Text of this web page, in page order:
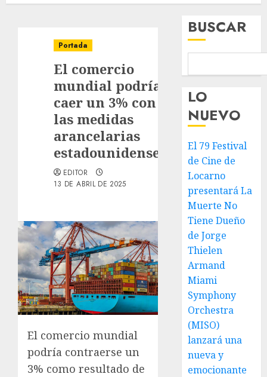
Portada
El comercio
mundial podría
caer un 3% con
las medidas
arancelarias
estadounidenses
EDITOR
13 DE ABRIL DE 2025
El comercio mundial
podría contraerse un
3% como resultado de
BUSCAR
LO
NUEVO
El 79 Festival
de Cine de
Locarno
presentará La
Muerte No
Tiene Dueño
de Jorge
Thielen
Armand
Miami
Symphony
Orchestra
(MISO)
lanzará una
nueva y
emocionante